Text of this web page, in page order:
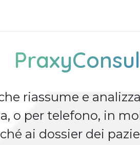
riassume e
o per telefono, in
ai dossier dei